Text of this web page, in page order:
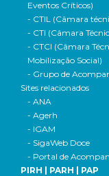
Eventos Críticos)
- CTIL (Câmara
- CTI (Câmara
- CTCI (Câmara
Mobilização Social)
- Grupo de
Sites relacionados
- ANA
- Agerh
- IGAM
- SigaWeb Doce
- Portal de
PIRH | PARH | PAP